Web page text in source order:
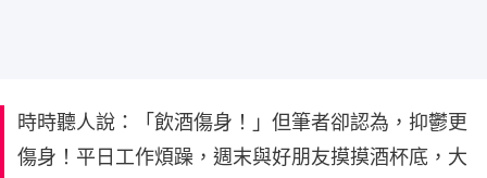
時時聽人說：「飲酒傷身！」但筆者卻認為，抑鬱更
傷身！平日工作煩躁，週末與好朋友摸摸酒杯底，大